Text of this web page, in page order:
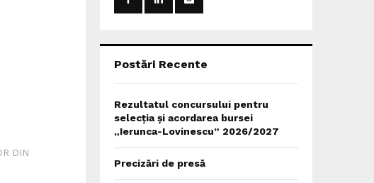
DIN
:
Postări Recente
Rezultatul concursului pentru
selecția și acordarea bursei
„Ierunca-Lovinescu” 2026/2027
Precizări de presă